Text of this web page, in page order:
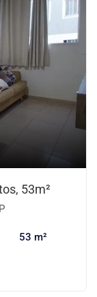
53m²
53 m²